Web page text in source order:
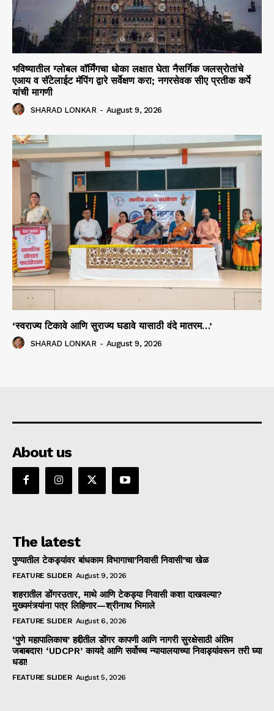
भविष्यातील ग्लोबल वॉर्मिंगचा धोका लक्षात घेता नैसर्गिक जलस्रोतांचे
एआय व सॅटेलाईट मॅपिंग द्वारे सर्वेक्षण करा; नगरसेवक सीए प्रतीक कर्पे
यांची मागणी
SHARAD LONKAR - August 9, 2026
‘स्वराज्य टिकावे आणि सुराज्य घडावे यासाठी वंदे मातरम…’
SHARAD LONKAR - August 9, 2026
About us
The latest
पुण्यातील टेकड्यांवर बांधकाम विभागाचा’निवासी निवासी’चा खेळ
FEATURE SLIDER August 9, 2026
शहरातील डोंगरउतार, माथे आणि टेकड्या निवासी कशा दाखवल्या?
मुख्यमंत्र्यांना पत्र लिहिणार—श्रीनाथ भिमाले
FEATURE SLIDER August 6, 2026
‘पुणे महापालिकाच’ हद्दीतील डोंगर कापणी आणि नागरी सुरक्षेसाठी अंतिम
जबाबदार! ‘UDCPR’ कायदे आणि सर्वोच्च न्यायालयाच्या निवाड्यांवरून तरी घ्या
धडा!
FEATURE SLIDER August 5, 2026